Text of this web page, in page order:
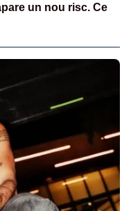
un nou risc. Ce